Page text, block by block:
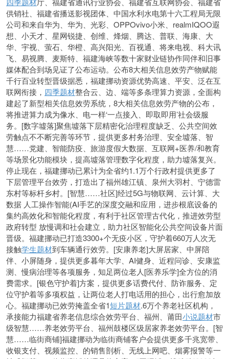
供销社、福建省播送影视团体、中国水利水电第十六工程局无限
公司和来自华为、华为、光彩、OPPOvivo小米、realmIQOO遐
想、小天才、星网锐捷、创维、烽烟、腾达、普联、海康、大
华、宇视、萤石、华橙、高兴阳光、百视通、将来电视、科大讯
飞、易视腾、麦斯特、福建海峡等数十家财业链协作同伴和旧事
媒体配合到场见证了公布运动。公布8大相关信息效劳产物赋能
千行百业转型晋级据悉，福建挪动资源优势高速、平安、泛在互
联网衔接， 四季题材整合云、边、端等多条理算力资源，全面构
建起了新型相关信息效劳系统，8大相关信息效劳产物的公布，
将推进算力成为像水、电一样‘一点接入、即取即用’社会级服
务。[数字墟落]聚焦墟落下层精密化治理程度缺乏、公共空间效
劳触点不不断完善等环节，提供更多村务治理、安全墟落、智
慧……党建、智能防疫、旅游度假大数据、互联网+医养/和教育
等场景化功能模块，提高墟落管理数字化程度，助力墟落复兴。
停止现在，福建挪动已累计为全省约1.1万个行政村提供更多了
下层管理平台效劳，打造出了福州雄江镇、泉州大羽村、宁德雷
东村等标杆乡村。[智慧……社区]经过5G与物联网、云计算、大
数据 人工操作智能(AI手艺的深度交融和应用，进步根底设备的
集约高效化和智能化程度，有利于社区管理古代化，推进效劳型
政府转型 放慢调和社会建立，助力社区智能化公共空间设备片面
晋级。福建挪动已打造3300+个无疫小区，守护着660万人次无
接触学生题材到车辆通行效劳。[安康养老]大屏居家、中屏陪
伴、小屏随身，提供更多暮年大学、AI健身、近程问诊、安康监
测、慢病治理等各项服务，知足两位老人[医养乐学]全方位的消
费需求。[银色守护着]方案，提供更多话费代付、防诈服务、定
位守护着等多项权益，让两位老人打电话用的担心，出行愈加放
心。福建挪动已效劳掩盖全省1短片题材.6万个养老社区机构，
承接能力福建省养老信息综合效劳平台、福州、莆田小说题材市
级智慧……养老效劳平台、福州鼓楼区级居家养老效劳平台。[智
慧……临街商铺]福建挪动为临街商铺客户会提供更多千兆宽带、
收银支付、视频监控、的销售剖析、无线上网吧、烟雾报警等一